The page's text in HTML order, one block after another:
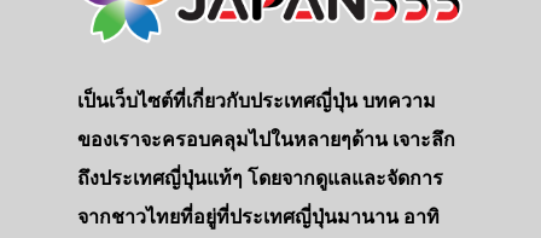
เป็นเว็บไซต์ที่เกี่ยวกับประเทศญี่ปุ่น บทความ
ของเราจะครอบคลุมไปในหลายๆด้าน เจาะลึก
ถึงประเทศญี่ปุ่นแท้ๆ โดยจากดูแลและจัดการ
จากชาวไทยที่อยู่ที่ประเทศญี่ปุ่นมานาน อาทิ